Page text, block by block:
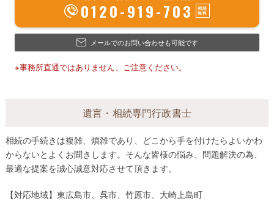
0120-919-703
メールでのお問い合わせも可能です
※事務所直通ではありません、ご注意ください。
遺言・相続専門行政書士
相続の手続きは複雑、煩雑であり、どこから手を付けたらよいかわ
からないとよくお聞きします。そんな皆様の悩み、問題解決の為、
最適な提案を誠心誠意対応させて頂きます。
【対応地域】東広島市、呉市、竹原市、大崎上島町